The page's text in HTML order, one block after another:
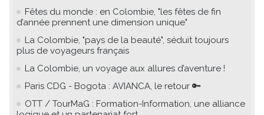
Fêtes du monde : en Colombie, "les fêtes de fin
d’année prennent une dimension unique"
La Colombie, "pays de la beauté", séduit toujours
plus de voyageurs français
La Colombie, un voyage aux allures d’aventure !
Paris CDG - Bogota : AVIANCA, le retour 🔑
OTT / TourMaG : Formation-Information, une alliance